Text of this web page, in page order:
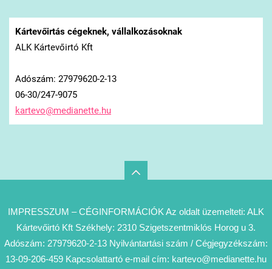
Kártevőirtás cégeknek, vállalkozásoknak
ALK Kártevőirtó Kft
Adószám: 27979620-2-13
06-30/247-9075
kartevo@medianette.hu
IMPRESSZUM – CÉGINFORMÁCIÓK Az oldalt üzemelteti: ALK
Kártevőirtó Kft Székhely: 2310 Szigetszentmiklós Horog u 3.
Adószám: 27979620-2-13 Nyilvántartási szám / Cégjegyzékszám:
13-09-206-459 Kapcsolattartó e-mail cím: kartevo@medianette.hu